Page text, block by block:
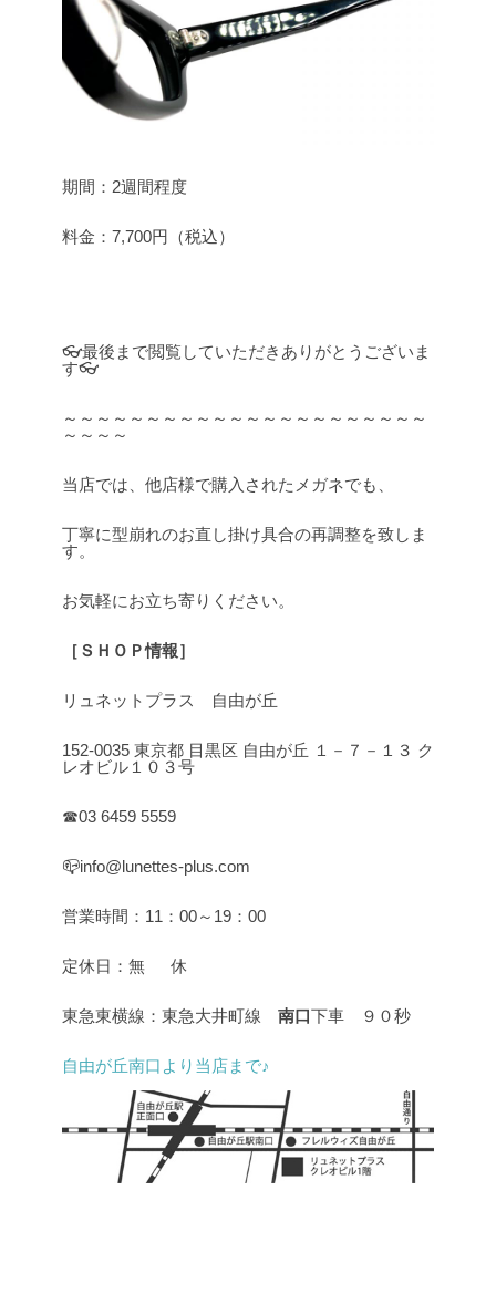
期間：2週間程度
料金：7,700円（税込）
👓最後まで閲覧していただきありがとうございま
す👓
～～～～～～～～～～～～～～～～～～～～～～
～～～～
当店では、他店様で購入されたメガネでも、
丁寧に型崩れのお直し掛け具合の再調整を致しま
す。
お気軽にお立ち寄りください。
［ＳＨＯＰ情報］
リュネットプラス 自由が丘
152-0035 東京都 目黒区 自由が丘 １－７－１３ ク
レオビル１０３号
☎03 6459 5559
📪info@lunettes-plus.com
営業時間：11：00～19：00
定休日：無 休
東急東横線：東急大井町線 南口下車 ９０秒
自由が丘南口より当店まで♪